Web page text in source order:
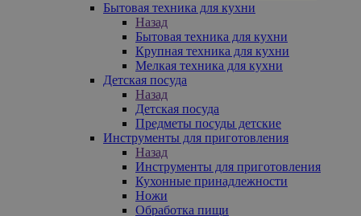
Бытовая техника для кухни
Назад
Бытовая техника для кухни
Крупная техника для кухни
Мелкая техника для кухни
Детская посуда
Назад
Детская посуда
Предметы посуды детские
Инструменты для приготовления
Назад
Инструменты для приготовления
Кухонные принадлежности
Ножи
Обработка пищи